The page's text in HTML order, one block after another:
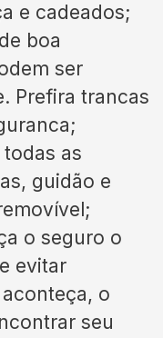
e cadeados;
boa
ser
Prefira trancas
as
guidão e
o seguro o
evitar
o
seu